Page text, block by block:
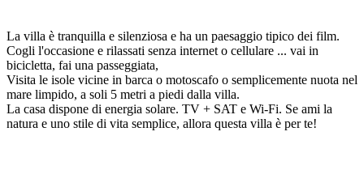
La villa è tranquilla e silenziosa e ha un paesaggio tipico dei film.
Cogli l'occasione e rilassati senza internet o cellulare ... vai in
bicicletta, fai una passeggiata,
Visita le isole vicine in barca o motoscafo o semplicemente nuota nel
mare limpido, a soli 5 metri a piedi dalla villa.
La casa dispone di energia solare. TV + SAT e Wi-Fi. Se ami la
natura e uno stile di vita semplice, allora questa villa è per te!